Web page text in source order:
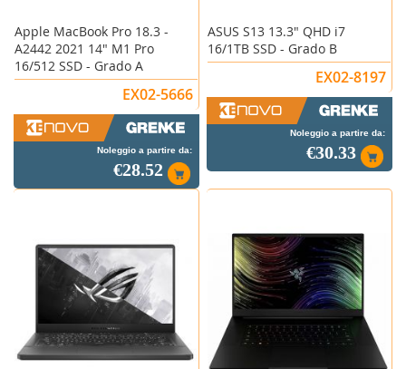
Apple MacBook Pro 18.3 -
A2442 2021 14" M1 Pro
16/512 SSD - Grado A
EX02-5666
Noleggio a partire da:
€28.52
ASUS S13 13.3" QHD i7
16/1TB SSD - Grado B
EX02-8197
Noleggio a partire da:
€30.33